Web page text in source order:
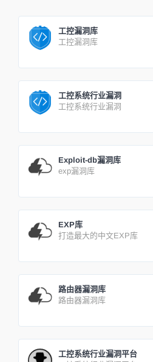
工控漏洞库
工控漏洞库
工控系统行业漏洞
工控系统行业漏洞
Exploit-db漏洞库
exp漏洞库
EXP库
打造最大的中文EXP库
路由器漏洞库
路由器漏洞库
工控系统行业漏洞平台